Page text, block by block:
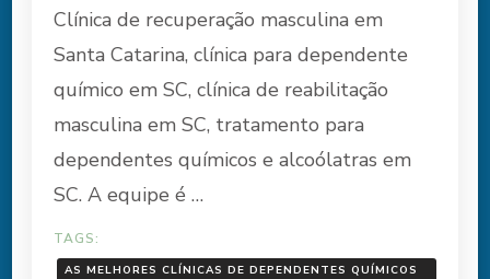
Clínica de recuperação masculina em
Santa Catarina, clínica para dependente
químico em SC, clínica de reabilitação
masculina em SC, tratamento para
dependentes químicos e alcoólatras em
SC. A equipe é …
TAGS:
AS MELHORES CLÍNICAS DE DEPENDENTES QUÍMICOS